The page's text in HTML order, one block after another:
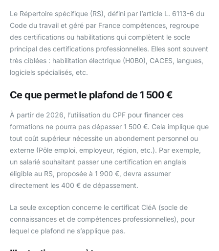
Le Répertoire spécifique (RS), défini par l’article L. 6113-6 du
Code du travail et géré par France compétences, regroupe
des certifications ou habilitations qui complètent le socle
principal des certifications professionnelles. Elles sont souvent
très ciblées : habilitation électrique (H0B0), CACES, langues,
logiciels spécialisés, etc.
Ce que permet le plafond de 1 500 €
À partir de 2026, l’utilisation du CPF pour financer ces
formations ne pourra pas dépasser 1 500 €. Cela implique que
tout coût supérieur nécessite un abondement personnel ou
externe (Pôle emploi, employeur, région, etc.). Par exemple,
un salarié souhaitant passer une certification en anglais
éligible au RS, proposée à 1 900 €, devra assumer
directement les 400 € de dépassement.
La seule exception concerne le certificat CléA (socle de
connaissances et de compétences professionnelles), pour
lequel ce plafond ne s’applique pas.